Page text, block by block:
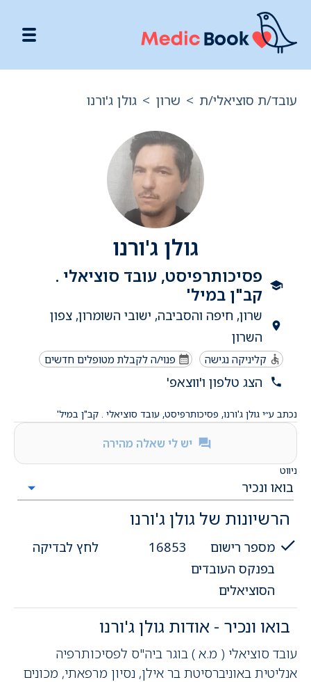
עובד/ת סוציאלי/ת > שרון > גולן ג'ורנו
גולן ג'ורנו
פסיכותרפיסט, עובד סוציאלי .
קב"ן במיל'
שרון, חיפה והסביבה, ישובי השומרון, צפון
השרון
קליניקה נגישה פנוי/ה לקבלת מטופלים חדשים
הצג טלפון ו'ווצאפ'
נכתב ע״י גולן ג'ורנו, פסיכותרפיסט, עובד סוציאלי . קב"ן במיל'
יש לי שאלה מהירה
ניווט
הרשיונות של גולן ג'ורנו
מספר רישום
בפנקס העובדים
הסוציאלים
16853 לחץ לבדיקה
בואו ונכיר - אודות גולן ג'ורנו
עובד סוציאלי ( מ.א ) בוגר ביה"ס לפסיכותרפיה
אנליטית באוניברסיטת בר אילן, נסיון מרפאתי, מכונים